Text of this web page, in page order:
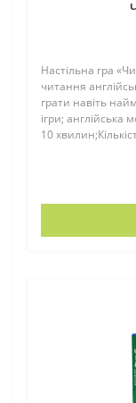
Настільна гра
читання
грати навіть
ігри; англійська
10